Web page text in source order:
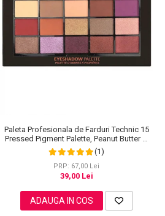
Paleta Profesionala de Farduri Technic 15
Pressed Pigment Palette, Peanut Butter &
Jelly, 15 Culori, 30 g
(1)
PRP: 67,00 Lei
39,00 Lei
ADAUGA IN COS